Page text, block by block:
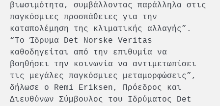
βιωσιμότητα, συμβάλλοντας παράλληλα στις
παγκόσμιες προσπάθειες για την
καταπολέμηση της κλιματικής αλλαγής”.
“Το Ίδρυμα Det Norske Veritas
καθοδηγείται από την επιθυμία να
βοηθήσει την κοινωνία να αντιμετωπίσει
τις μεγάλες παγκόσμιες μεταμορφώσεις”,
δήλωσε ο Remi Eriksen, Πρόεδρος και
Διευθύνων Σύμβουλος του Ιδρύματος Det